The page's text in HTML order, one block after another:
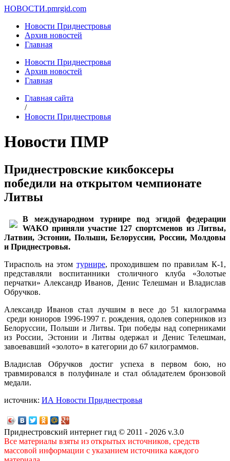
НОВОСТИ.pmrgid.com
Новости Приднестровья
Архив новостей
Главная
Новости Приднестровья
Архив новостей
Главная
Главная сайта
/
Новости Приднестровья
Новости ПМР
Приднестровские кикбоксеры
победили на открытом чемпионате
Литвы
В международном турнире под эгидой федерации
WAKO приняли участие 127 спортсменов из Литвы,
Латвии, Эстонии, Польши, Белоруссии, России, Молдовы
и Приднестровья.
Тирасполь на этом турнире, проходившем по правилам К-1,
представляли воспитанники столичного клуба «Золотые
перчатки» Александр Иванов, Денис Телешман и Владислав
Обручков.
Александр Иванов стал лучшим в весе до 51 килограмма
среди юниоров 1996-1997 г. рождения, одолев соперников из
Белоруссии, Польши и Литвы. Три победы над соперниками
из России, Эстонии и Литвы одержал и Денис Телешман,
завоевавший «золото» в категории до 67 килограммов.
Владислав Обручков достиг успеха в первом бою, но
травмировался в полуфинале и стал обладателем бронзовой
медали.
источник: ИА Новости Приднестровья
Приднестровский интернет гид © 2011 - 2026 v.3.0
Все материалы взяты из открытых источников, средств
массовой информации с указанием источника каждого